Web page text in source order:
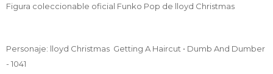
Figura coleccionable oficial Funko Pop de lloyd Christmas
Personaje: lloyd Christmas Getting A Haircut • Dumb And Dumber
- 1041